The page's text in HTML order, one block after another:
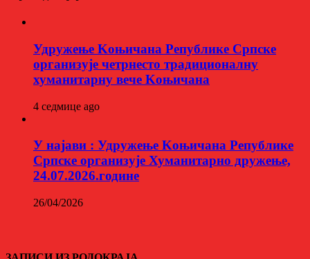
Удружење Kоњичана Републике Српске
организује четрнесто традиционалну
хуманитарну вече Kоњичана
4 седмице ago
У најави : Удружење Kоњичана Републике
Српске организује Хуманитарно дружење,
24.07.2026.године
26/04/2026